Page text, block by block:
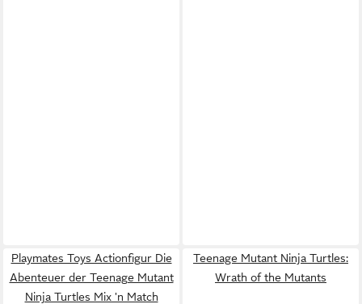
Playmates Toys Actionfigur Die
Abenteuer der Teenage Mutant
Ninja Turtles Mix 'n Match
Teenage Mutant Ninja Turtles:
Wrath of the Mutants